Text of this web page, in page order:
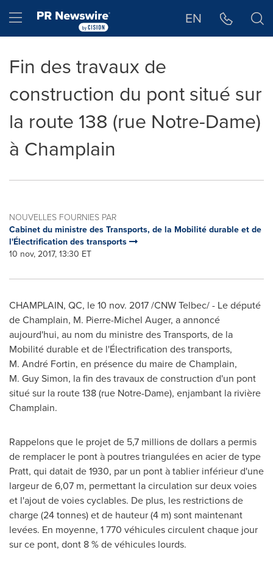
Hamburger menu EN
Fin des travaux de
construction du pont situé sur
la route 138 (rue Notre-Dame)
à Champlain
NOUVELLES FOURNIES PAR
Cabinet du ministre des Transports, de la Mobilité durable et de
l'Électrification des transports
10 nov, 2017, 13:30 ET
CHAMPLAIN, QC, le10 nov. 2017/CNW Telbec/ - Le député
deChamplain, M. Pierre-Michel Auger, a annoncé
aujourd'hui, au nom du ministre des Transports, de la
Mobilité durable et de l'Électrification des transports,
M. André Fortin, en présence du maire deChamplain,
M. Guy Simon, la fin des travaux de construction d'un pont
situé sur la route 138 (rue Notre-Dame), enjambant la rivière
Champlain.
Rappelons que le projet de 5,7 millions de dollars a permis
de remplacer le pont à poutres triangulées en acier de type
Pratt, qui datait de 1930, par un pont à tablier inférieur d'une
largeur de 6,07 m, permettant la circulation sur deux voies
et l'ajout de voies cyclables. De plus, les restrictions de
charge (24 tonnes) et de hauteur (4 m) sont maintenant
levées. En moyenne, 1 770 véhicules circulent chaque jour
sur ce pont, dont 8 % de véhicules lourds.